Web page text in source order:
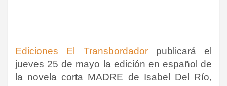
Ediciones El Transbordadorpublicará el
jueves 25 de mayo la edición en español de
la novela corta MADRE de Isabel Del Río,